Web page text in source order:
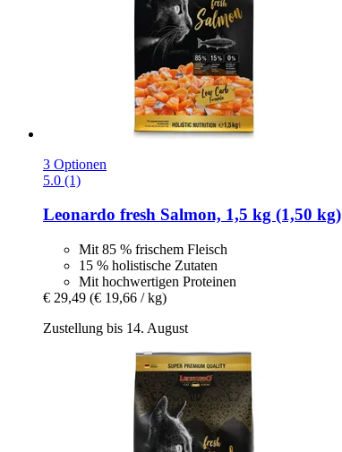
3 Optionen
5.0 (1)
Leonardo fresh Salmon, 1,5 kg (1,50 kg)
Mit 85 % frischem Fleisch
15 % holistische Zutaten
Mit hochwertigen Proteinen
€ 29,49 (€ 19,66 / kg)
Zustellung bis 14. August